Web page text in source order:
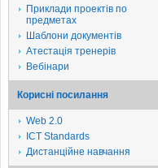
Приклади проектів по
предметах
Шаблони документів
Атестація тренерів
Вебінари
Корисні посилання
Web 2.0
ICT Standards
Дистанційне навчання